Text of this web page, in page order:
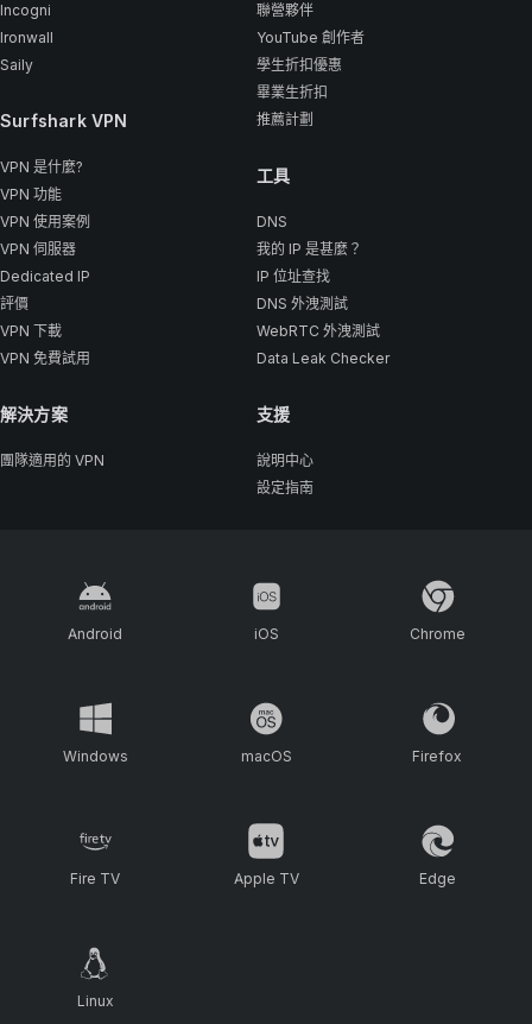
Incogni
Ironwall
Saily
Surfshark VPN
VPN 是什麼?
VPN 功能
VPN 使用案例
VPN 伺服器
Dedicated IP
評價
VPN 下載
VPN 免費試用
解決方案
團隊適用的 VPN
聯營夥伴
YouTube 創作者
學生折扣優惠
畢業生折扣
推薦計劃
工具
DNS
我的 IP 是甚麼？
IP 位址查找
DNS 外洩測試
WebRTC 外洩測試
Data Leak Checker
支援
說明中心
設定指南
Android iOS Chrome
Windows macOS Firefox
Fire TV Apple TV Edge
Linux